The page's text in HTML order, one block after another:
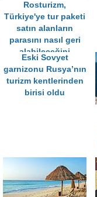
Rosturizm,
Türkiye'ye tur paketi
satın alanların
parasını nasıl geri
alabileceğini
açıkladı
Eski Sovyet
garnizonu Rusya’nın
turizm kentlerinden
birisi oldu